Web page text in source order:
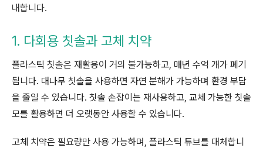
내합니다.
1. 다회용 칫솔과 고체 치약
플라스틱 칫솔은 재활용이 거의 불가능하고, 매년 수억 개가 폐기
됩니다. 대나무 칫솔을 사용하면 자연 분해가 가능하며 환경 부담
을 줄일 수 있습니다. 칫솔 손잡이는 재사용하고, 교체 가능한 칫솔
모를 활용하면 더 오랫동안 사용할 수 있습니다.
고체 치약은 필요량만 사용 가능하며, 플라스틱 튜브를 대체합니